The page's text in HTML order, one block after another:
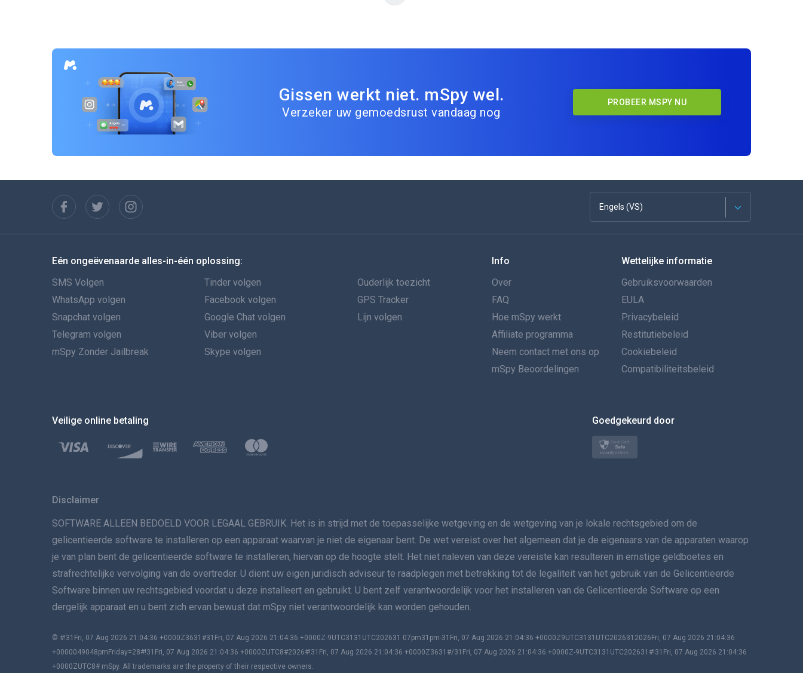
Gissen werkt niet. mSpy wel.
Verzeker uw gemoedsrust vandaag nog
PROBEER MSPY NU
Engels (VS)
Français
Español
Portugees
Italiano
Türkçe
Norsk
Svenska
VERSPREIDINGทย
Dansk
Eén ongeëvenaarde alles-in-één oplossing:
SMS Volgen
WhatsApp volgen
Snapchat volgen
Telegram volgen
mSpy Zonder Jailbreak
Tinder volgen
Facebook volgen
Google Chat volgen
Viber volgen
Skype volgen
Ouderlijk toezicht
GPS Tracker
Lijn volgen
Info
Over
FAQ
Hoe mSpy werkt
Affiliate programma
Neem contact met ons op
mSpy Beoordelingen
Wettelijke informatie
Gebruiksvoorwaarden
EULA
Privacybeleid
Restitutiebeleid
Cookiebeleid
Compatibiliteitsbeleid
Veilige online betaling Goedgekeurd door
Disclaimer
SOFTWARE ALLEEN BEDOELD VOOR LEGAAL GEBRUIK. Het is in strijd met de toepasselijke wetgeving en de wetgeving van je lokale rechtsgebied om de
gelicentieerde software te installeren op een apparaat waarvan je niet de eigenaar bent. De wet vereist over het algemeen dat je de eigenaars van de apparaten waarop
je van plan bent de gelicentieerde software te installeren, hiervan op de hoogte stelt. Het niet naleven van deze vereiste kan resulteren in ernstige geldboetes en
strafrechtelijke vervolging van de overtreder. U dient uw eigen juridisch adviseur te raadplegen met betrekking tot de legaliteit van het gebruik van de Gelicentieerde
Software binnen uw rechtsgebied voordat u deze installeert en gebruikt. U bent zelf verantwoordelijk voor het installeren van de Gelicentieerde Software op een
dergelijk apparaat en u bent zich ervan bewust dat mSpy niet verantwoordelijk kan worden gehouden.
© #!31Fri, 07 Aug 2026 21:04:36 +0000Z3631#31Fri, 07 Aug 2026 21:04:36 +0000Z-9UTC3131UTC202631 07pm31pm-31Fri, 07 Aug 2026 21:04:36 +0000Z9UTC3131UTC2026312026Fri, 07 Aug 2026 21:04:36
+0000049048pmFriday=28#!31Fri, 07 Aug 2026 21:04:36 +0000ZUTC8#2026#!31Fri, 07 Aug 2026 21:04:36 +0000Z3631#/31Fri, 07 Aug 2026 21:04:36 +0000Z-9UTC3131UTC202631#!31Fri, 07 Aug 2026 21:04:36
+0000ZUTC8# mSpy. All trademarks are the property of their respective owners.